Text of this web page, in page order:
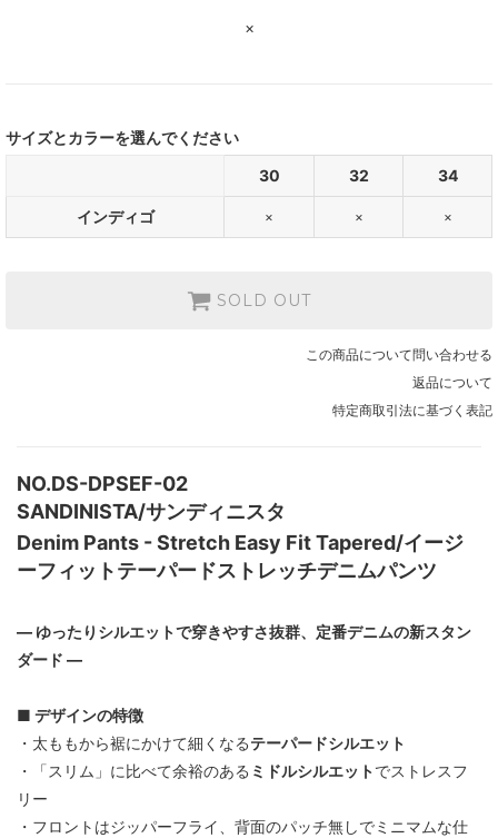
×
サイズとカラーを選んでください
30
32 34
インディゴ × × ×
SOLD OUT
この商品について問い合わせる
返品について
特定商取引法に基づく表記
NO.DS-DPSEF-02
SANDINISTA/サンディニスタ
Denim Pants - Stretch Easy Fit Tapered/イージ
ーフィットテーパードストレッチデニムパンツ
― ゆったりシルエットで穿きやすさ抜群、定番デニムの新スタン
ダード ―
■ デザインの特徴
・太ももから裾にかけて細くなるテーパードシルエット
・「スリム」に比べて余裕のある ミドルシルエットでストレスフ
リー
・フロントはジッパーフライ、背面のパッチ無しでミニマムな仕